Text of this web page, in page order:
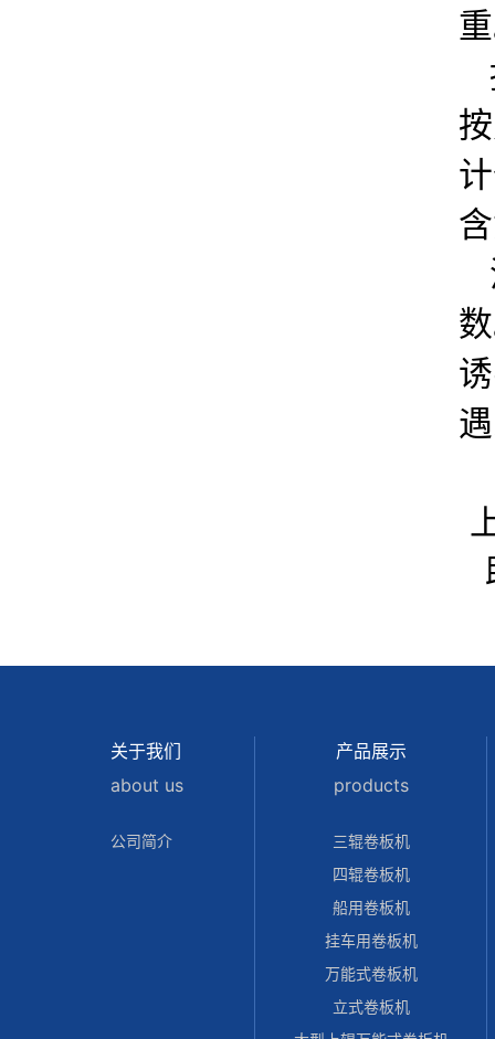
关于我们
about us
公司简介
产品展示
products
三辊卷板机
四辊卷板机
船用卷板机
挂车用卷板机
万能式卷板机
立式卷板机